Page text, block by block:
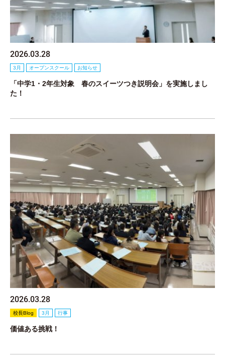
2026.03.28
3月 オープンスクール お知らせ
「中学1・2年生対象 春のスイーツつき説明会」を実施しまし
た！
2026.03.28
校長Blog 3月 行事
価値ある挑戦！